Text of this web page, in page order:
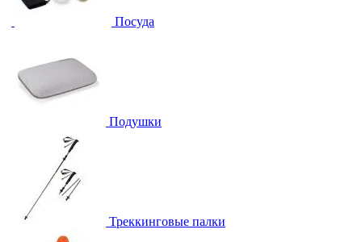
Посуда
Подушки
Треккинговые палки